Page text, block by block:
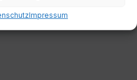
Impressum